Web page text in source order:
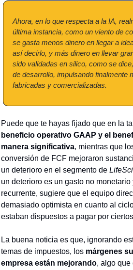
Ahora, en lo que respecta a la IA,
última instancia, como un viento de
se gasta menos dinero en llegar a
así decirlo, y más dinero en llevar
sido validadas en silico, como se
de desarrollo, impulsando finalmente
fabricadas y comercializadas.
Puede que te hayas fijado que en la
beneficio operativo GAAP y el
manera significativa, mientras que
conversión de FCF mejoraron
un deterioro en el segmento de
un deterioro es un gasto no
recurrente, sugiere que el equipo
demasiado optimista en cuanto al
estaban dispuestos a pagar por
La buena noticia es que, ignorando
temas de impuestos, los márgenes
empresa están mejorando, algo que